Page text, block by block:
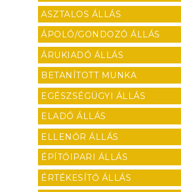
ASZTALOS ÁLLÁS
ÁPOLÓ/GONDOZÓ ÁLLÁS
ÁRUKIADÓ ÁLLÁS
BETANÍTOTT MUNKA
EGÉSZSÉGÜGYI ÁLLÁS
ELADÓ ÁLLÁS
ELLENŐR ÁLLÁS
ÉPÍTŐIPARI ÁLLÁS
ÉRTÉKESÍTŐ ÁLLÁS